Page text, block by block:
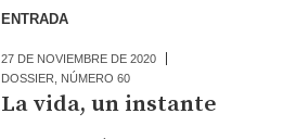
ENTRADA
27 DE NOVIEMBRE DE 2020
DOSSIER
NÚMERO 60
La vida, un instante